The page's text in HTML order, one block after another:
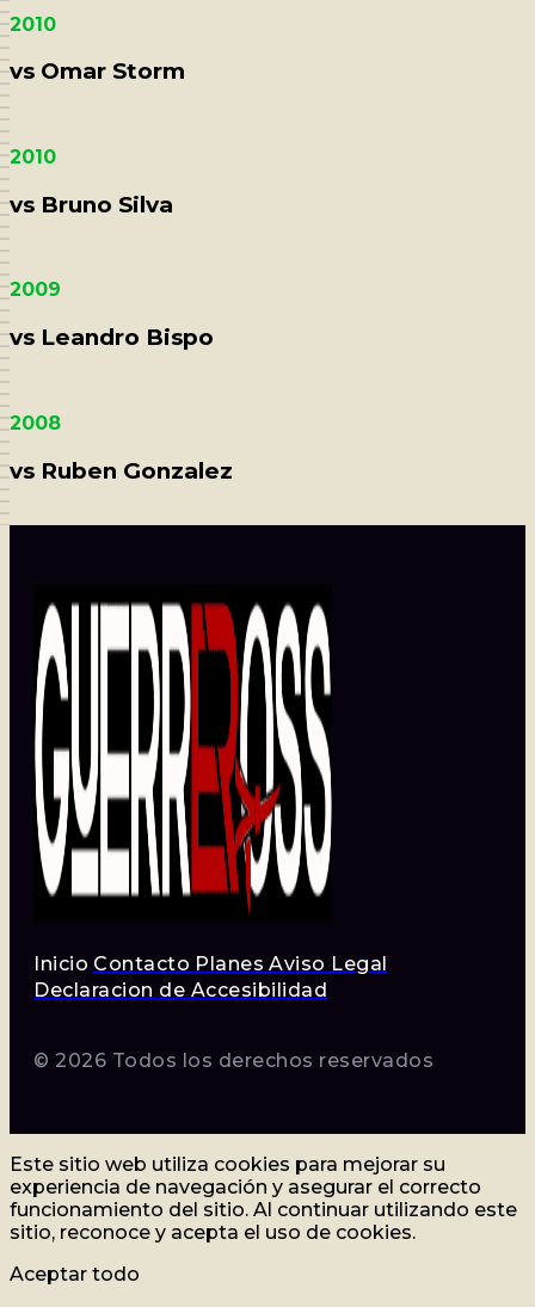
vs Omar Storm
2010
vs Bruno Silva
2010
vs Leandro Bispo
2009
vs Ruben Gonzalez
2008
Inicio Contacto Planes Aviso Legal
Declaracion de Accesibilidad
© 2026 Todos los derechos reservados
Este sitio web utiliza cookies para mejorar su
experiencia de navegación y asegurar el correcto
funcionamiento del sitio. Al continuar utilizando este
sitio, reconoce y acepta el uso de cookies.
Aceptar todo